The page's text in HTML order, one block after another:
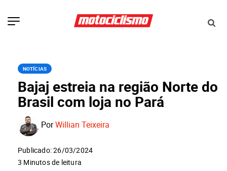
NOTÍCIAS
Bajaj estreia na região Norte do
Brasil com loja no Pará
PorWillian Teixeira
Publicado: 26/03/2024
3 Minutos de leitura